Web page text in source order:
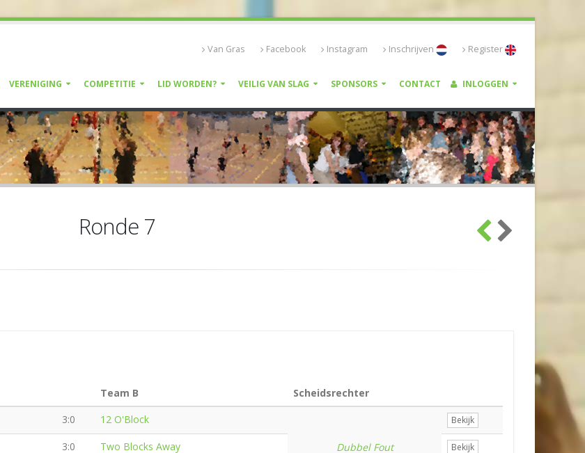
Van Gras Facebook Instagram Inschrijven Register
VERENIGING COMPETITIE LID WORDEN? VEILIG VAN SLAG SPONSORS CONTACT INLOGGEN
Ronde 7
Team B Scheidsrechter
3:0 12 O'Block
Dubbel Fout
Bekijk
3:0 Two Blocks Away Bekijk